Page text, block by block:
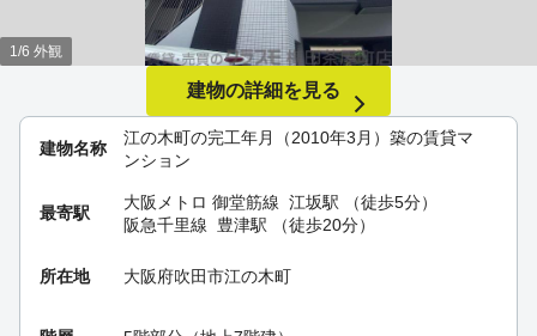
建物名称
江の木町の完工年月（2010年3月）築の賃貸マ
ンション
最寄駅
大阪メトロ 御堂筋線 江坂駅 （徒歩5分）
阪急千里線
豊津駅 （徒歩20分）
所在地 大阪府吹田市江の木町
1/6 外観
建物の詳細を見る